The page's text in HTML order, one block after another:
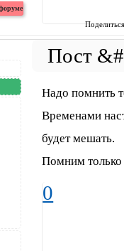
Надо помнить
Временами
будет мешать.
Помним только
0